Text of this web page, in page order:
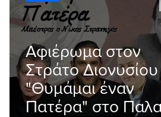
Αφιέρωμα στον
Στράτο Διονυσίου
"Θυμάμαι έναν
Πατέρα" στο